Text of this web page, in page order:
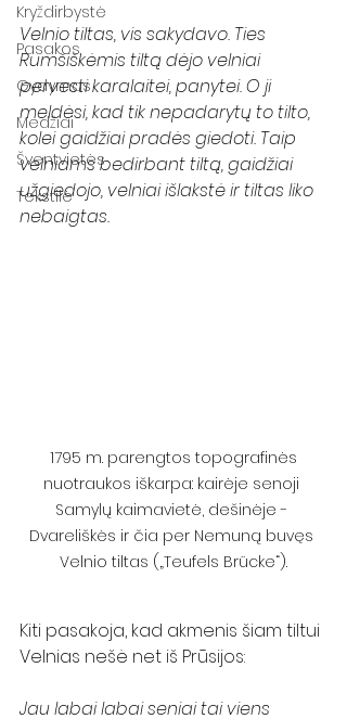
Kryždirbystė
Pasakos
Gydymas
Medžiai
Šventvietės
Tekstilė
Velnio tiltas, vis sakydavo. Ties
Rumšiškėmis tiltą dėjo velniai
pervesti karalaitei, panytei. O ji
meldėsi, kad tik nepadarytų to tilto,
kolei gaidžiai pradės giedoti. Taip
velniams bedirbant tiltą, gaidžiai
užgiedojo, velniai išlakstė ir tiltas liko
nebaigtas.
nuotraukos iškarpa: kairėje senoji
Samylų kaimavietė, dešinėje -
Dvareliškės ir čia per Nemuną buvęs
Velnio tiltas („Teufels Brücke“).
Kiti pasakoja, kad akmenis šiam tiltui
Velnias nešė net iš Prūsijos:
Jau labai labai seniai tai viens